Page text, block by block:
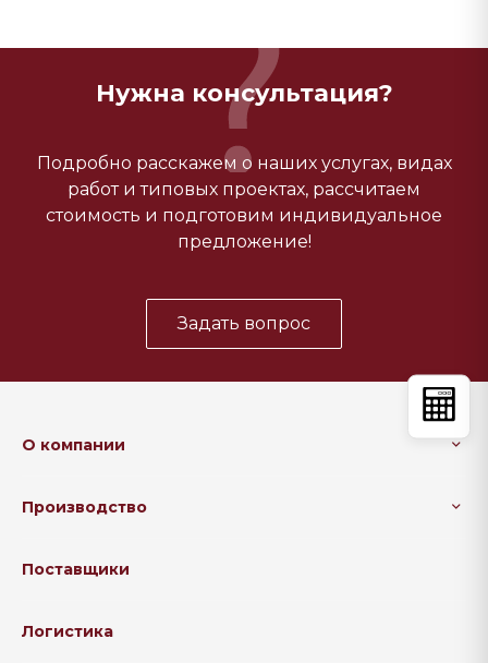
Нужна консультация?
Подробно расскажем о наших услугах, видах
работ и типовых проектах, рассчитаем
стоимость и подготовим индивидуальное
предложение!
Задать вопрос
О компании
Производство
Поставщики
Логистика